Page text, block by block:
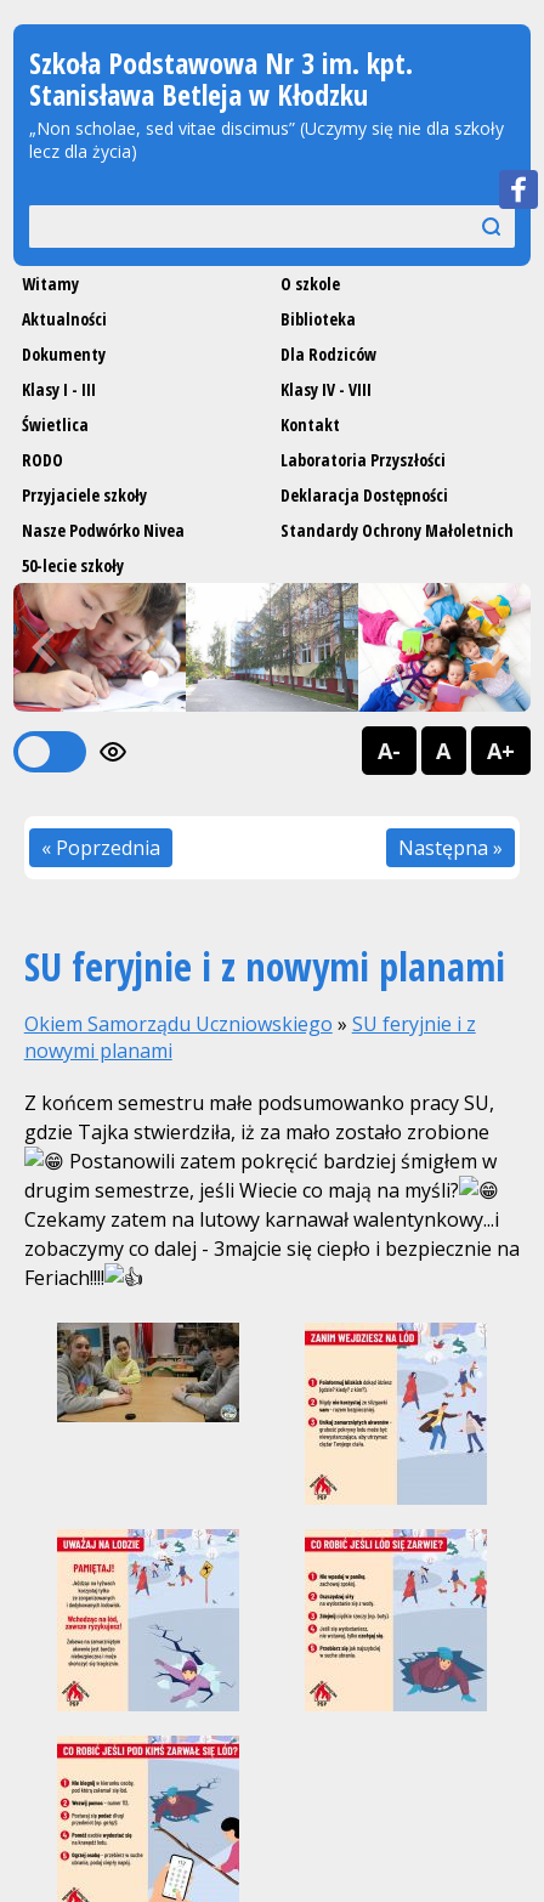
Szkoła Podstawowa Nr 3 im. kpt.
Stanisława Betleja w Kłodzku
„Non scholae, sed vitae discimus” (Uczymy się nie dla szkoły
lecz dla życia)
szukaj
Witamy
O szkole
Aktualności
Biblioteka
Dokumenty
Dla Rodziców
Klasy I - III
Klasy IV - VIII
Świetlica
Kontakt
RODO
Laboratoria Przyszłości
Przyjaciele szkoły
Deklaracja Dostępności
Nasze Podwórko Nivea
Standardy Ochrony Małoletnich
50-lecie szkoły
Previous Next
1
A- A A+
« Poprzednia Następna »
SU feryjnie i z nowymi planami
Okiem Samorządu Uczniowskiego » SU feryjnie i z
nowymi planami
Z końcem semestru małe podsumowanko pracy SU,
gdzie Tajka stwierdziła, iż za mało zostało zrobione
Postanowili zatem pokręcić bardziej śmigłem w
drugim semestrze, jeśli Wiecie co mają na myśli?
Czekamy zatem na lutowy karnawał walentynkowy...i
zobaczymy co dalej - 3majcie się ciepło i bezpiecznie na
Feriach!!!!